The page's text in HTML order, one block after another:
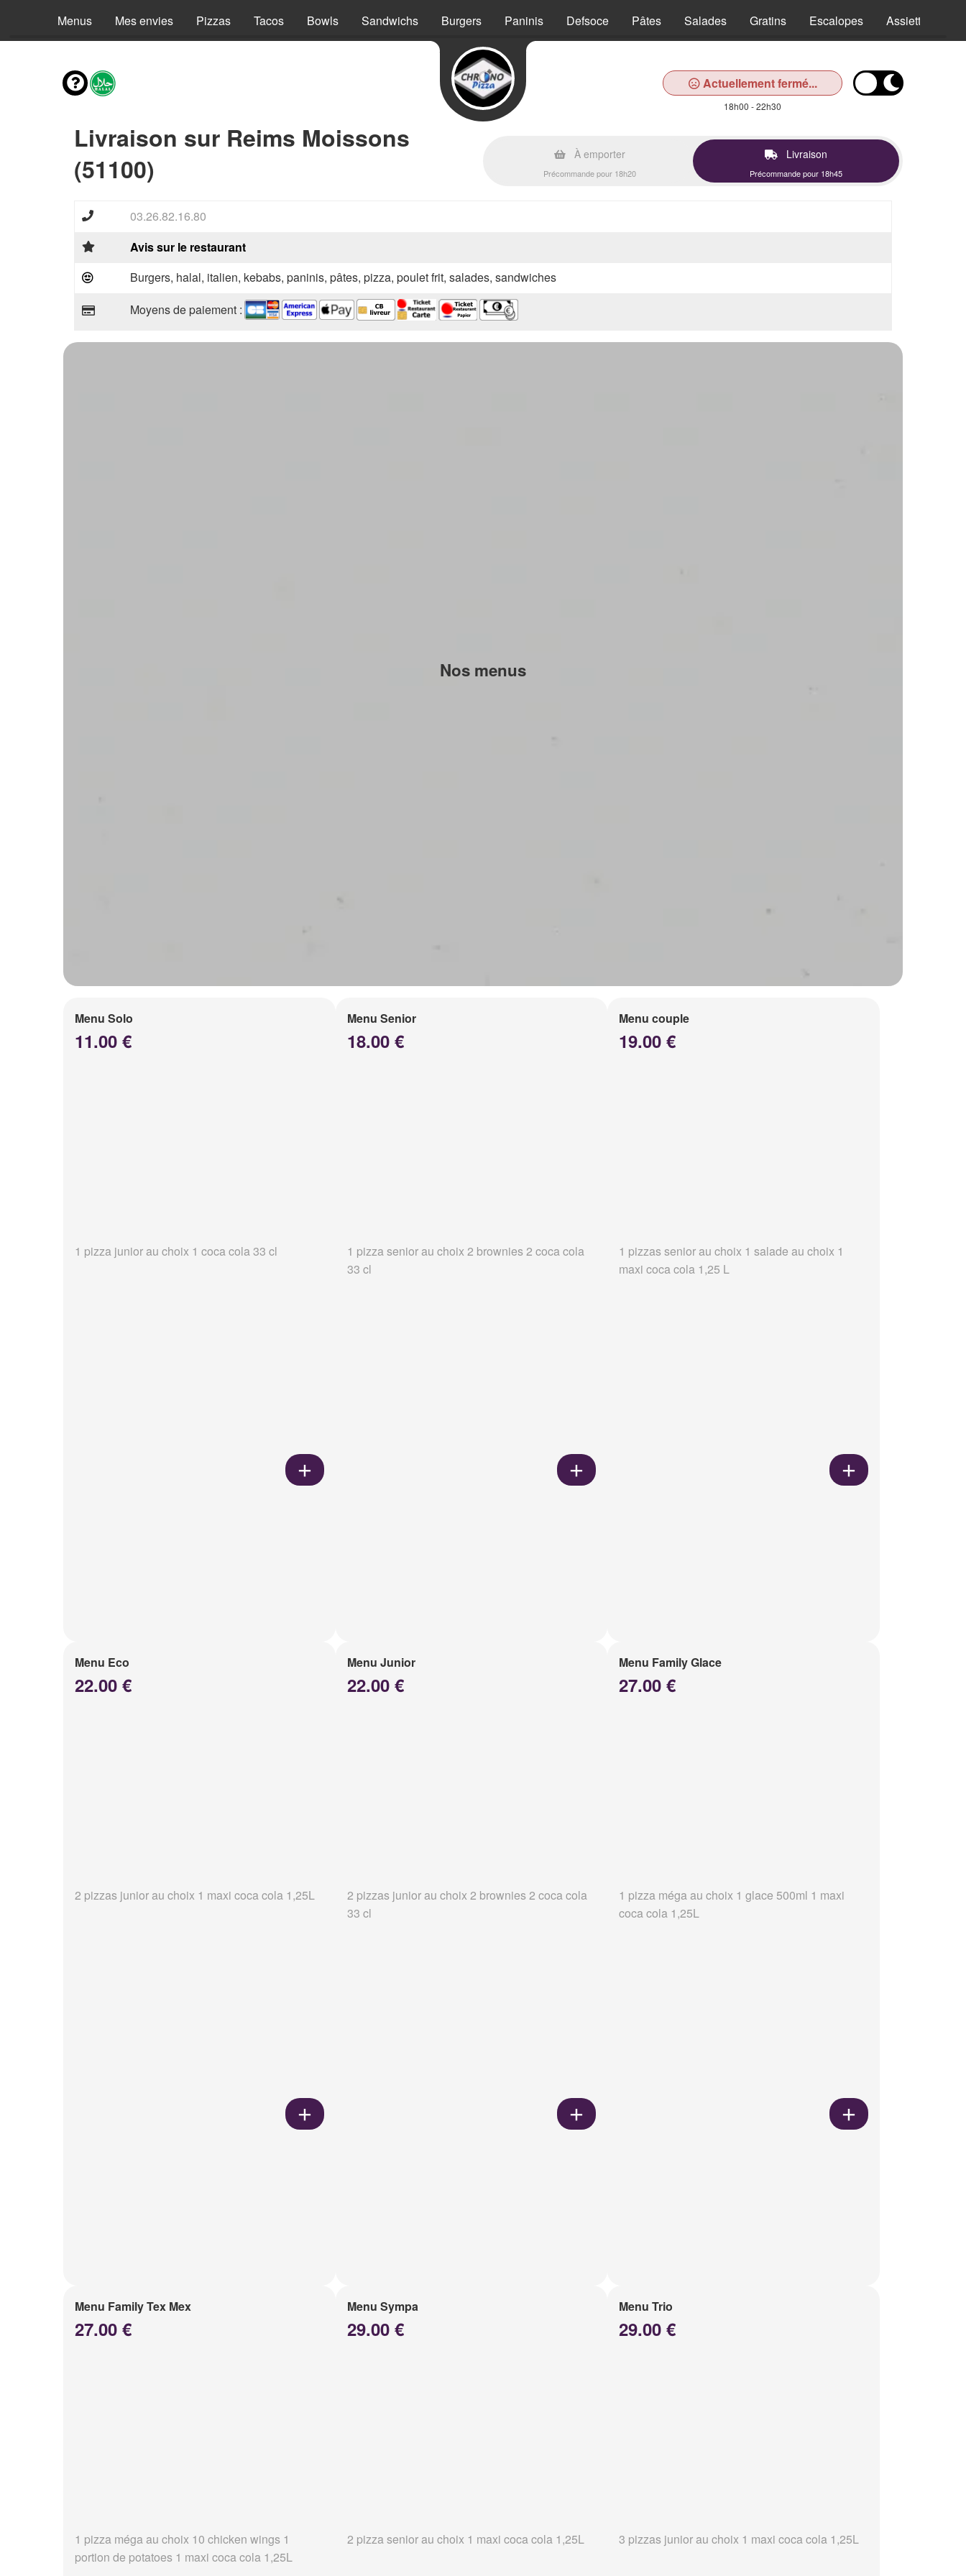
Menus Mes envies Pizzas Tacos Bowls Sandwichs Burgers Paninis Defsoce Pâtes Salades Gratins Escalopes Assiettes
Actuellement fermé...
18h00 - 22h30
Livraison sur Reims Moissons
(51100)
À emporter
Précommande pour 18h20
Livraison
Précommande pour 18h45
03.26.82.16.80
Avis sur le restaurant
Burgers, halal, italien, kebabs, paninis, pâtes, pizza, poulet frit, salades, sandwiches
Moyens de paiement :
Nos menus
Menu Solo
11.00 €
1 pizza junior au choix 1 coca cola 33 cl
Menu Senior
18.00 €
1 pizza senior au choix 2 brownies 2 coca cola
33 cl
Menu couple
19.00 €
1 pizzas senior au choix 1 salade au choix 1
maxi coca cola 1,25 L
Menu Eco
22.00 €
2 pizzas junior au choix 1 maxi coca cola 1,25L
Menu Junior
22.00 €
2 pizzas junior au choix 2 brownies 2 coca cola
33 cl
Menu Family Glace
27.00 €
1 pizza méga au choix 1 glace 500ml 1 maxi
coca cola 1,25L
Menu Family Tex Mex
27.00 €
1 pizza méga au choix 10 chicken wings 1
portion de potatoes 1 maxi coca cola 1,25L
Menu Sympa
29.00 €
2 pizza senior au choix 1 maxi coca cola 1,25L
Menu Trio
29.00 €
3 pizzas junior au choix 1 maxi coca cola 1,25L